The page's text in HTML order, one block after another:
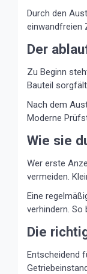
Durch den
einwandfreien
Der
Zu Beginn
Bauteil
Nach dem
Moderne
Wie sie
Wer erste
vermeiden.
Eine
verhindern. So
Die
Entscheidend